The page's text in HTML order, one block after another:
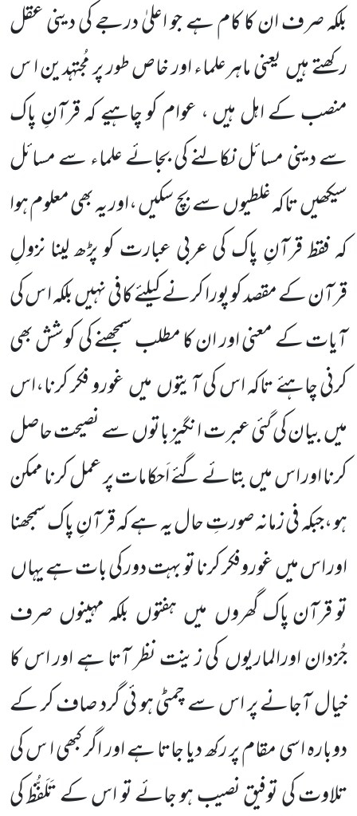
بلکہ صرف ان کا کام ہے جو اعلیٰ درجے کی دینی عقل
رکھتے ہیں یعنی ماہرعلماء اور خاص طور پر مُجتہدین ا س
منصب کے اہل ہیں ، عوام کو چاہیے کہ قرآنِ پاک
سے دینی مسائل نکالنے کی بجائے علماء سے مسائل
سیکھیں تاکہ غلطیوں سے بچ سکیں ،اور یہ بھی معلوم ہوا
کہ فقط قرآنِ پاک کی عربی عبارت کو پڑھ لینا نزولِ
قرآن کے مقصد کو پورا کرنے کیلئے کافی نہیں بلکہ ا س کی
آیات کے معنی اور ان کا مطلب سمجھنے کی کوشش بھی
کرنی چاہئے تاکہ اس کی آیتوں میں غورو فکر کرنا،اس
میں بیان کی گئی عبرت انگیز باتوں سے نصیحت حاصل
کرنا اور اس میں بتائے گئے اَحکامات پر عمل کرنا ممکن
ہو ،جبکہ فی زمانہ صورتِ حال یہ ہے کہ قرآنِ پاک سمجھنا
اور اس میں غوروفکر کرنا تو بہت دور کی بات ہے یہاں
تو قرآن پاک گھروں میں ہفتوں بلکہ مہینوں صرف
جُزدان اورالماریوں کی زینت نظر آتا ہے اور اس کا
خیال آجانے پر اس سے چمٹی ہو ئی گرد صاف کر کے
دوبارہ اسی مقام پر رکھ دیا جاتا ہے اور اگر کبھی ا س کی
تلاوت کی توفیق نصیب ہو جائے تو اس کے تَلَفُّظ کی